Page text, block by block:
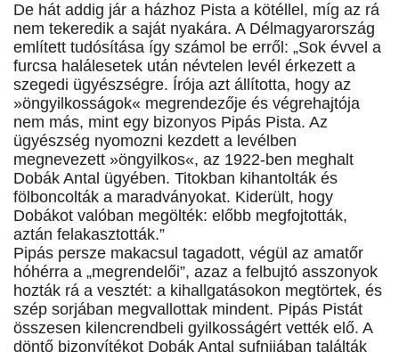
De hát addig jár a házhoz Pista a kötéllel, míg az rá
nem tekeredik a saját nyakára. A Délmagyarország
említett tudósítása így számol be erről: „Sok évvel a
furcsa halálesetek után névtelen levél érkezett a
szegedi ügyészségre. Írója azt állította, hogy az
»öngyilkosságok« megrendezője és végrehajtója
nem más, mint egy bizonyos Pipás Pista. Az
ügyészség nyomozni kezdett a levélben
megnevezett »öngyilkos«, az 1922-ben meghalt
Dobák Antal ügyében. Titokban kihantolták és
fölboncolták a maradványokat. Kiderült, hogy
Dobákot valóban megölték: előbb megfojtották,
aztán felakasztották.”
Pipás persze makacsul tagadott, végül az amatőr
hóhérra a „megrendelői”, azaz a felbujtó asszonyok
hozták rá a vesztét: a kihallgatásokon megtörtek, és
szép sorjában megvallottak mindent. Pipás Pistát
összesen kilencrendbeli gyilkosságért vették elő. A
döntő bizonyítékot Dobák Antal sufnijában találták